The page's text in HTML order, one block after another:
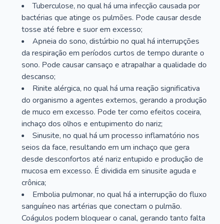
Tuberculose, no qual há uma infecção causada por
bactérias que atinge os pulmões. Pode causar desde
tosse até febre e suor em excesso;
Apneia do sono, distúrbio no qual há interrupções
da respiração em períodos curtos de tempo durante o
sono. Pode causar cansaço e atrapalhar a qualidade do
descanso;
Rinite alérgica, no qual há uma reação significativa
do organismo a agentes externos, gerando a produção
de muco em excesso. Pode ter como efeitos coceira,
inchaço dos olhos e entupimento do nariz;
Sinusite, no qual há um processo inflamatório nos
seios da face, resultando em um inchaço que gera
desde desconfortos até nariz entupido e produção de
mucosa em excesso. É dividida em sinusite aguda e
crônica;
Embolia pulmonar, no qual há a interrupção do fluxo
sanguíneo nas artérias que conectam o pulmão.
Coágulos podem bloquear o canal, gerando tanto falta